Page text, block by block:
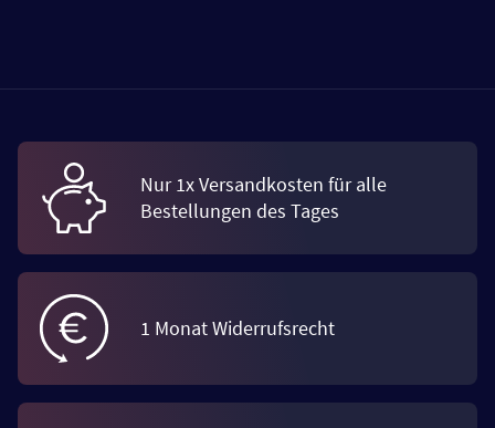
Nur 1x Versandkosten für alle
Bestellungen des Tages
1 Monat Widerrufsrecht